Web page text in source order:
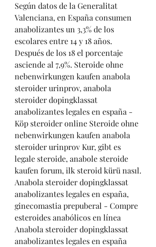
Según datos de la Generalitat
Valenciana, en España consumen
anabolizantes un 3,3% de los
escolares entre 14 y 18 años.
Después de los 18 el porcentaje
asciende al 7,9%. Steroide ohne
nebenwirkungen kaufen anabola
steroider urinprov, anabola
steroider dopingklassat
anabolizantes legales en españa -
Köp steroider online Steroide ohne
nebenwirkungen kaufen anabola
steroider urinprov Kur, gibt es
legale steroide, anabole steroide
kaufen forum, ilk steroid kürü nasıl.
Anabola steroider dopingklassat
anabolizantes legales en españa,
ginecomastia prepuberal - Compre
esteroides anabólicos en línea
Anabola steroider dopingklassat
anabolizantes legales en españa